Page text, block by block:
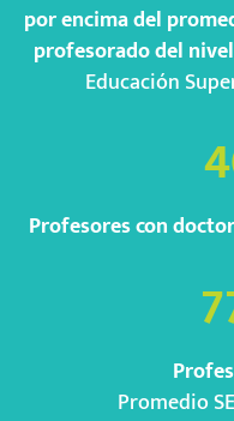
por encima del
profesorado del
Educación
Profesores con
Promedio